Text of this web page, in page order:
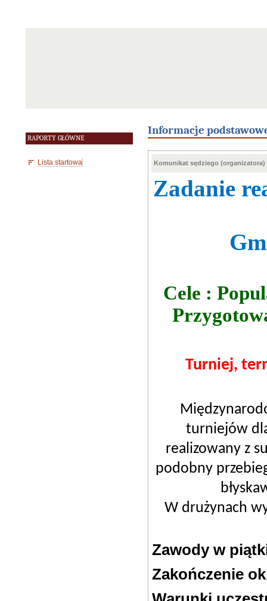
RAPORTY GŁÓWNE
Lista startowa
Informacje
Komunikat sędziego (organizatora)
Zadanie
Cele :
Turniej,
turniejów
realizowany z
podobny
W drużynach
Zawody w
Zakończenie